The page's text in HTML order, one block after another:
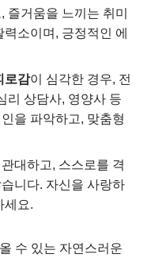
즐거움을 느끼는 취미
소이며, 긍정적인 에
로감이 심각한 경우, 전
리 상담사, 영양사 등
을 파악하고, 맞춤형
대하고, 스스로를 격
니다. 자신을 사랑하
세요.
수 있는 자연스러운